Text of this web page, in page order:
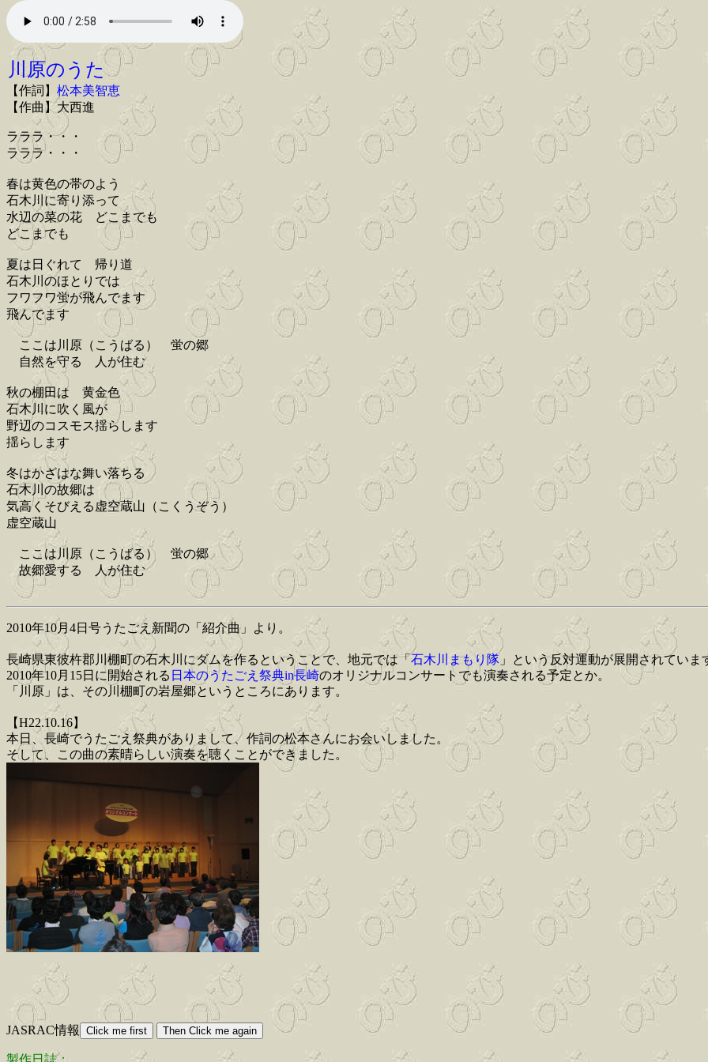
川原のうた
【作詞】 松本美智恵
【作曲】大西進
ラララ・・・
ラララ・・・
春は黄色の帯のよう
石木川に寄り添って
水辺の菜の花 どこまでも
どこまでも
夏は日ぐれて 帰り道
石木川のほとりでは
フワフワ蛍が飛んでます
飛んでます
ここは川原（こうばる） 蛍の郷
自然を守る 人が住む
秋の棚田は 黄金色
石木川に吹く風が
野辺のコスモス揺らします
揺らします
冬はかざはな舞い落ちる
石木川の故郷は
気高くそびえる虚空蔵山（こくうぞう）
虚空蔵山
ここは川原（こうばる） 蛍の郷
故郷愛する 人が住む
2010年10月4日号うたごえ新聞の「紹介曲」より。
長崎県東彼杵郡川棚町の石木川にダムを作るということで、地元では「石木川まもり隊 」という反対運動が展開されていま
2010年10月15日に開始される 日本のうたごえ祭典in長崎のオリジナルコンサートでも演奏される予定とか。
「川原」は、その川棚町の岩屋郷というところにあります。
【H22.10.16】
本日、長崎でうたごえ祭典がありまして、作詞の松本さんにお会いしました。
そして、この曲の素晴らしい演奏を聴くことができました。
JASRAC情報